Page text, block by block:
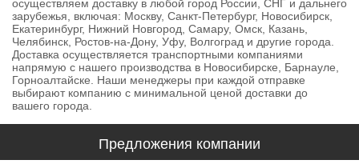
осуществляем доставку в любой город России, СНГ и дальнего
зарубежья, включая: Москву, Санкт-Петербург, Новосибирск,
Екатеринбург, Нижний Новгород, Самару, Омск, Казань,
Челябинск, Ростов-на-Дону, Уфу, Волгоград и другие города.
Доставка осуществляется транспортными компаниями
напрямую с нашего производства в Новосибирске, Барнауле,
Горноалтайске. Наши менеджеры при каждой отправке
выбирают компанию с минимальной ценой доставки до
вашего города.
Предложения компании